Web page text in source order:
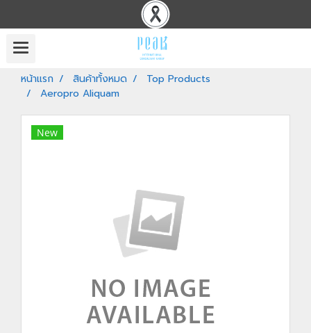
หน้าแรก สินค้าทั้งหมด
Top Products
Aeropro Aliquam
New